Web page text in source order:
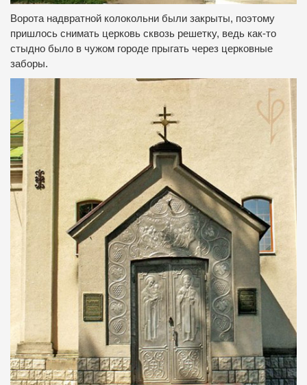
Ворота надвратной колокольни были закрыты, поэтому
пришлось снимать церковь сквозь решетку, ведь как-то
стыдно было в чужом городе прыгать через церковные
заборы.